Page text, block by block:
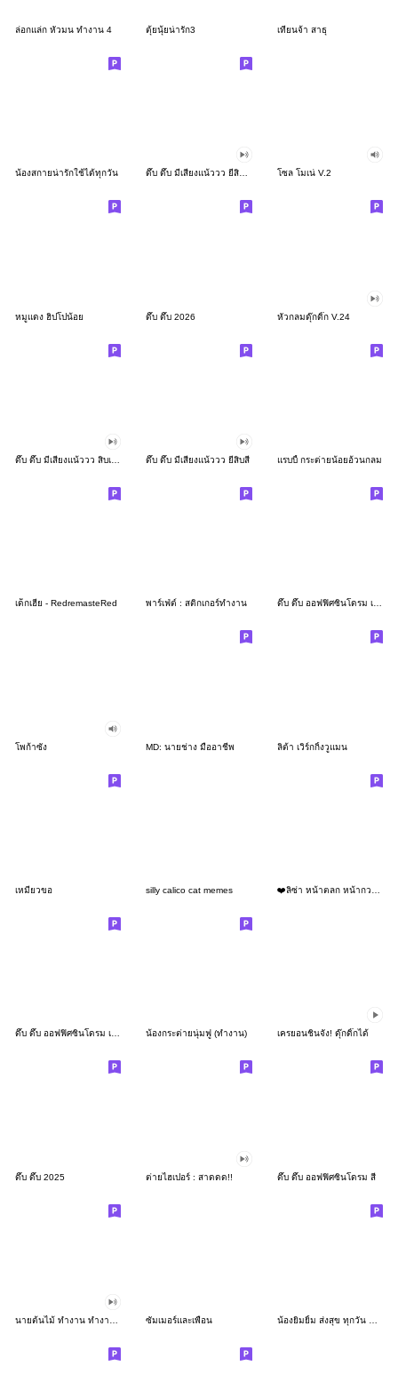
ล่อกแล่ก หัวมน ทำงาน 4 ตุ้ยนุ้ยน่ารัก3 เทียนจ้า สาธุ
น้องสกายน่ารักใช้ได้ทุกวัน ดึ๊บ ดึ๊บ มีเสียงแน้ววว ยี่สิบสอง โซล โมเน่ V.2
หมูแดง ฮิปโปน้อย ดึ๊บ ดึ๊บ 2026 หัวกลมดุ๊กดิ๊ก V.24
ดึ๊บ ดึ๊บ มีเสียงแน้ววว ยี่สิบสี่ แรบบี้ กระต่ายน้อยอ้วนกลม
เด็กเฮีย - RedremasteRed พาร์เฟ่ต์ : สติกเกอร์ทำงาน ดึ๊บ ดึ๊บ ออฟฟิศซินโดรม เจ็ด
โพก้าซัง MD: นายช่าง มืออาชีพ ลิต้า เวิร์กกิ้งวูแมน
เหมียวขอ silly calico cat memes
ดึ๊บ ดึ๊บ ออฟฟิศซินโดรม เก้า น้องกระต่ายนุ่มฟู (ทำงาน) เครยอนชินจัง! ดุ๊กดิ๊กได้
ดึ๊บ ดึ๊บ 2025 ต่ายไฮเปอร์ : สาดดด!! ดึ๊บ ดึ๊บ ออฟฟิศซินโดรม สี่
ซัมเมอร์และเพื่อน